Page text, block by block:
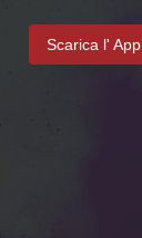
Scarica l' App